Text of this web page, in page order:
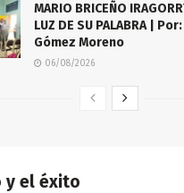
MARIO BRICEÑO
LUZ DE SU PALABRA |
Gómez Moreno
06/08/2026
y el éxito